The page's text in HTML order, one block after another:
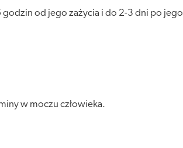
od jego zażycia i do 2-3 dni po jego
w moczu człowieka.